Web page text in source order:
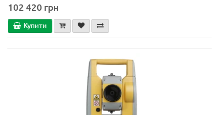
102 420 грн
Купити